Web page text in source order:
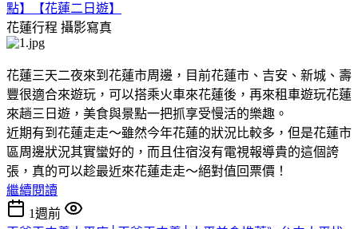
點】【花蓮二日遊】
花蓮行程 攝影寫真
花蓮三天二夜來到花蓮市周邊，目前花蓮市、吉安、新城、壽
豐很適合來遊玩，可以搭乘火車來花蓮後，再來租車遊玩花蓮
來趟三日遊，美食與景點一把抓享受慢活的樂趣。
近期有到花蓮走走～雖然今年花蓮的狀況比較多，但是花蓮市
區周邊狀況其實蠻好的，而且住宿沒有電視報導貴的這個誇
張，真的可以趁最近來花蓮走走～絕對值回票價！
繼續閱讀
1週前